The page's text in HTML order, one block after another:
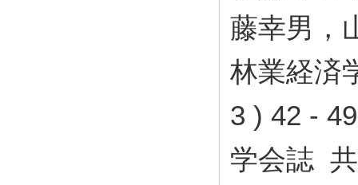
藤幸男，
林業経済
3 ) 42 -
学会誌